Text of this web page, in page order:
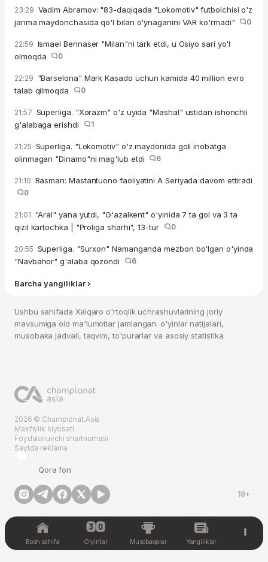
23:29 Vadim Abramov: "83-daqiqada "Lokomotiv" futbolchisi o'z
jarima maydonchasida qo'l bilan o'ynaganini VAR ko'rmadi"
0
22:59 Ismael Bennaser "Milan"ni tark etdi, u Osiyo sari yo'l
olmoqda
0
22:29 "Barselona" Mark Kasado uchun kamida 40 million evro
talab qilmoqda
0
21:57 Superliga. "Xorazm" o'z uyida "Mashal" ustidan ishonchli
g'alabaga erishdi
1
21:25 Superliga. "Lokomotiv" o'z maydonida goli inobatga
olinmagan "Dinamo"ni mag'lub etdi
6
21:10 Rasman: Mastantuono faoliyatini A Seriyada davom ettiradi
0
21:01 "Aral" yana yutdi, "G'azalkent" o'yinida 7 ta gol va 3 ta
qizil kartochka | "Proliga sharhi", 13-tur
0
20:55 Superliga. "Surxon" Namanganda mezbon bo'lgan o'yinda
"Navbahor" g'alaba qozondi
6
Barcha yangiliklar ›
Ushbu sahifada Xalqaro o'rtoqlik uchrashuvlarining joriy
mavsumiga oid ma'lumotlar jamlangan: o'yinlar natijalari,
musobaka jadvali, taqvim, to'purarlar va asosiy statistika.
2026 © Championat.Asia
Maxfiylik siyosati
Foydalanuvchi shartnomasi
Saytda reklama
Qora fon
18+
Bosh sahifa O'yinlar Musobaqalar Yangiliklar